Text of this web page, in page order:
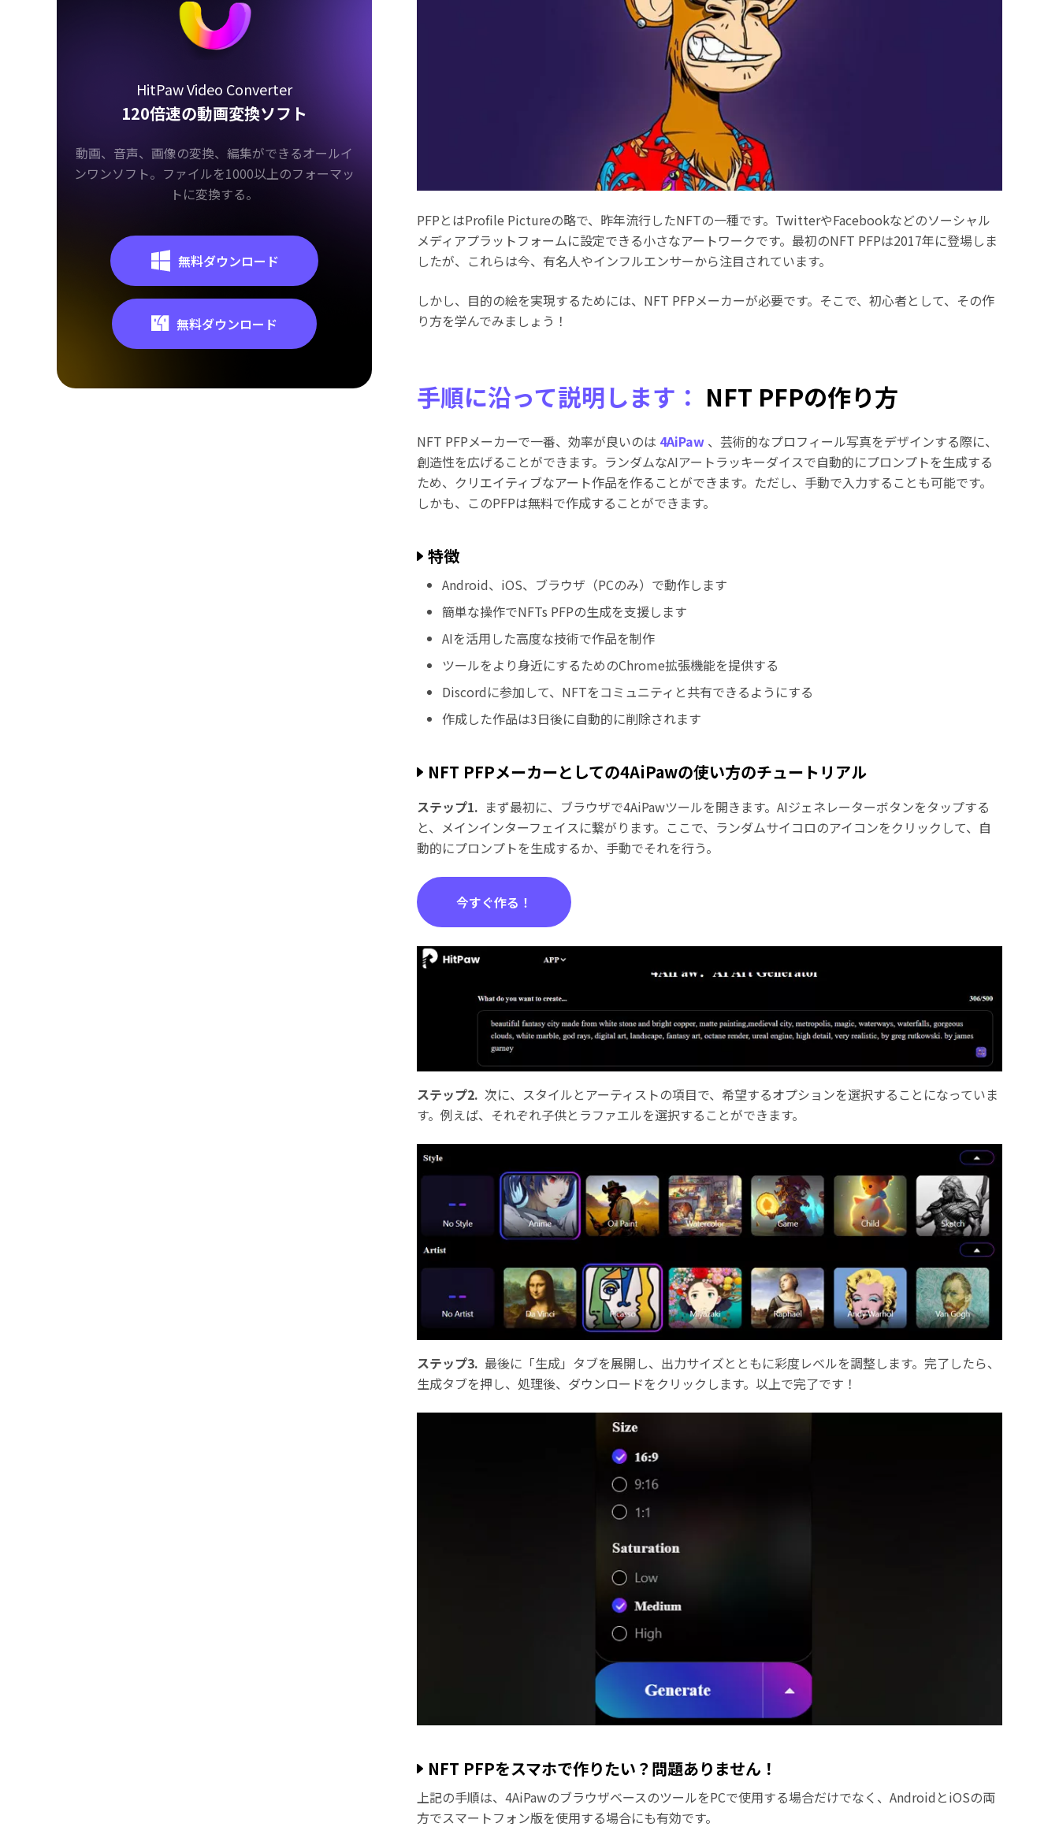
HitPaw Video Converter
120倍速の動画変換ソフト
動画、音声、画像の変換、編集ができるオールイ
ンワンソフト。ファイルを1000以上のフォーマッ
トに変換する。
無料ダウンロード
無料ダウンロード
PFPとはProfile Pictureの略で、昨年流行したNFTの一種です。TwitterやFacebookなどのソーシャル
メディアプラットフォームに設定できる小さなアートワークです。最初のNFT PFPは2017年に登場しま
したが、これらは今、有名人やインフルエンサーから注目されています。
しかし、目的の絵を実現するためには、NFT PFPメーカーが必要です。そこで、初心者として、その作
り方を学んでみましょう！
手順に沿って説明します： NFT PFPの作り方
NFT PFPメーカーで一番、効率が良いのは 4AiPaw 、芸術的なプロフィール写真をデザインする際に、
創造性を広げることができます。ランダムなAIアートラッキーダイスで自動的にプロンプトを生成する
ため、クリエイティブなアート作品を作ることができます。ただし、手動で入力することも可能です。
しかも、このPFPは無料で作成することができます。
特徴
Android、iOS、ブラウザ（PCのみ）で動作します
簡単な操作でNFTs PFPの生成を支援します
AIを活用した高度な技術で作品を制作
ツールをより身近にするためのChrome拡張機能を提供する
Discordに参加して、NFTをコミュニティと共有できるようにする
作成した作品は3日後に自動的に削除されます
NFT PFPメーカーとしての4AiPawの使い方のチュートリアル
ステップ1. まず最初に、ブラウザで4AiPawツールを開きます。AIジェネレーターボタンをタップする
と、メインインターフェイスに繋がります。ここで、ランダムサイコロのアイコンをクリックして、自
動的にプロンプトを生成するか、手動でそれを行う。
今すぐ作る！
ステップ2. 次に、スタイルとアーティストの項目で、希望するオプションを選択することになっていま
す。例えば、それぞれ子供とラファエルを選択することができます。
ステップ3. 最後に「生成」タブを展開し、出力サイズとともに彩度レベルを調整します。完了したら、
生成タブを押し、処理後、ダウンロードをクリックします。以上で完了です！
NFT PFPをスマホで作りたい？問題ありません！
上記の手順は、4AiPawのブラウザベースのツールをPCで使用する場合だけでなく、AndroidとiOSの両
方でスマートフォン版を使用する場合にも有効です。